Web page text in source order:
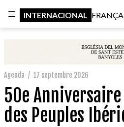
INTERNACIONAL
Agenda / 17 septembre 2026
50e Anniversaire
des Peuples